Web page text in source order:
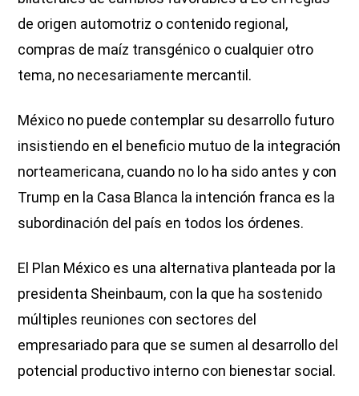
de origen automotriz o contenido regional,
compras de maíz transgénico o cualquier otro
tema, no necesariamente mercantil.
México no puede contemplar su desarrollo futuro
insistiendo en el beneficio mutuo de la integración
norteamericana, cuando no lo ha sido antes y con
Trump en la Casa Blanca la intención franca es la
subordinación del país en todos los órdenes.
El Plan México es una alternativa planteada por la
presidenta Sheinbaum, con la que ha sostenido
múltiples reuniones con sectores del
empresariado para que se sumen al desarrollo del
potencial productivo interno con bienestar social.